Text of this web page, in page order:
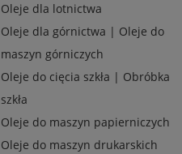
Oleje dla lotnictwa
Oleje dla górnictwa | Oleje do
maszyn górniczych
Oleje do cięcia szkła | Obróbka
szkła
Oleje do maszyn papierniczych
Oleje do maszyn drukarskich